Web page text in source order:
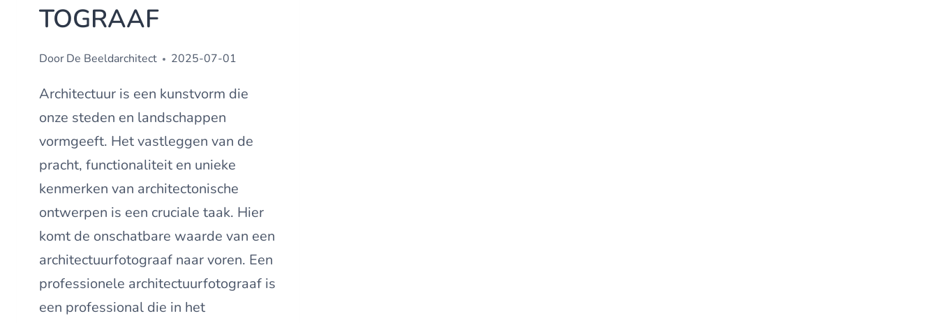
TOGRAAF
DoorDe Beeldarchitect 2025-07-01
Architectuur is een kunstvorm die
onze steden en landschappen
vormgeeft. Het vastleggen van de
pracht, functionaliteit en unieke
kenmerken van architectonische
ontwerpen is een cruciale taak. Hier
komt de onschatbare waarde van een
architectuurfotograaf naar voren. Een
professionele architectuurfotograaf is
een professional die in het